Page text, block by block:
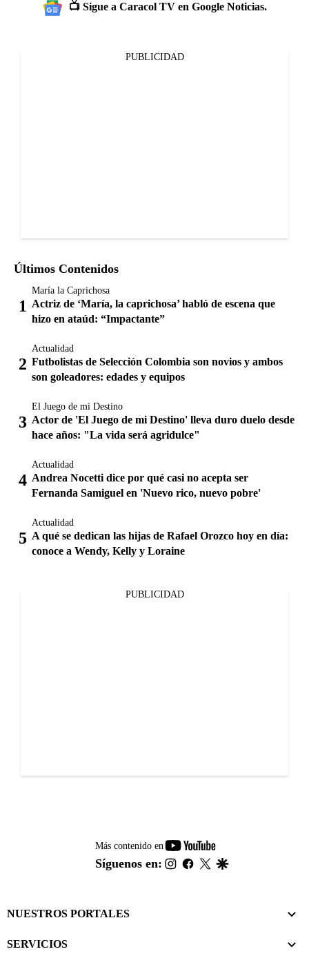
📺 Sigue a Caracol TV en Google Noticias.
PUBLICIDAD
Últimos Contenidos
María la Caprichosa
Actriz de ‘María, la caprichosa’ habló de escena que
hizo en ataúd: “Impactante”
Actualidad
Futbolistas de Selección Colombia son novios y ambos
son goleadores: edades y equipos
El Juego de mi Destino
Actor de 'El Juego de mi Destino' lleva duro duelo desde
hace años: "La vida será agridulce"
Actualidad
Andrea Nocetti dice por qué casi no acepta ser
Fernanda Samiguel en 'Nuevo rico, nuevo pobre'
Actualidad
A qué se dedican las hijas de Rafael Orozco hoy en día:
conoce a Wendy, Kelly y Loraine
PUBLICIDAD
Más contenido en
youtube-
footer
Síguenos en: instagram
facebook
twitter
NUESTROS PORTALES
SERVICIOS